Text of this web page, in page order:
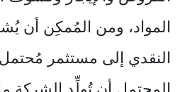
المواد، ومن المُمكِن أن
النقدي إلى مستثمر